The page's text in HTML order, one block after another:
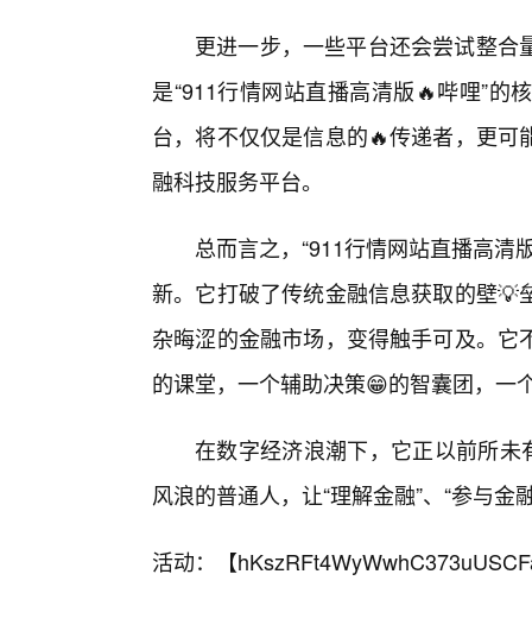
更进一步，一些平台还会尝试整
是“911行情网站直播高清版🔥哔哩”的
台，将不仅仅是信息的🔥传递者，更
融科技服务平台。
总而言之，“911行情网站直播高清
新。它打破了传统金融信息获取的壁
杂晦涩的金融市场，变得触手可及。
的课堂，一个辅助决策😁的智囊团，一
在数字经济浪潮下，它正以前所未
风浪的普通人，让“理解金融”、“参与金
活动：【